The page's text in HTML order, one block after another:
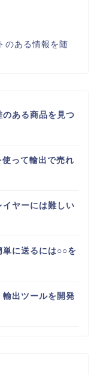
のある情報を随
ある商品を見つ
って輸出で売れ
ヤーには難しい
に送るには○○を
出ツールを開発